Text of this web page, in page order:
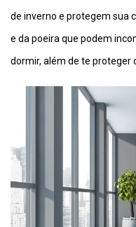
de inverno e protegem sua
e da poeira que podem
dormir, além de te proteger